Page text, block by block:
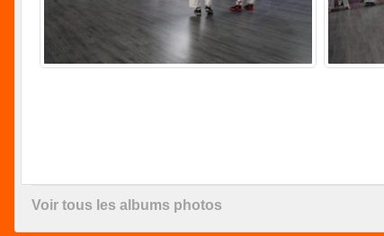
Voir tous les albums photos